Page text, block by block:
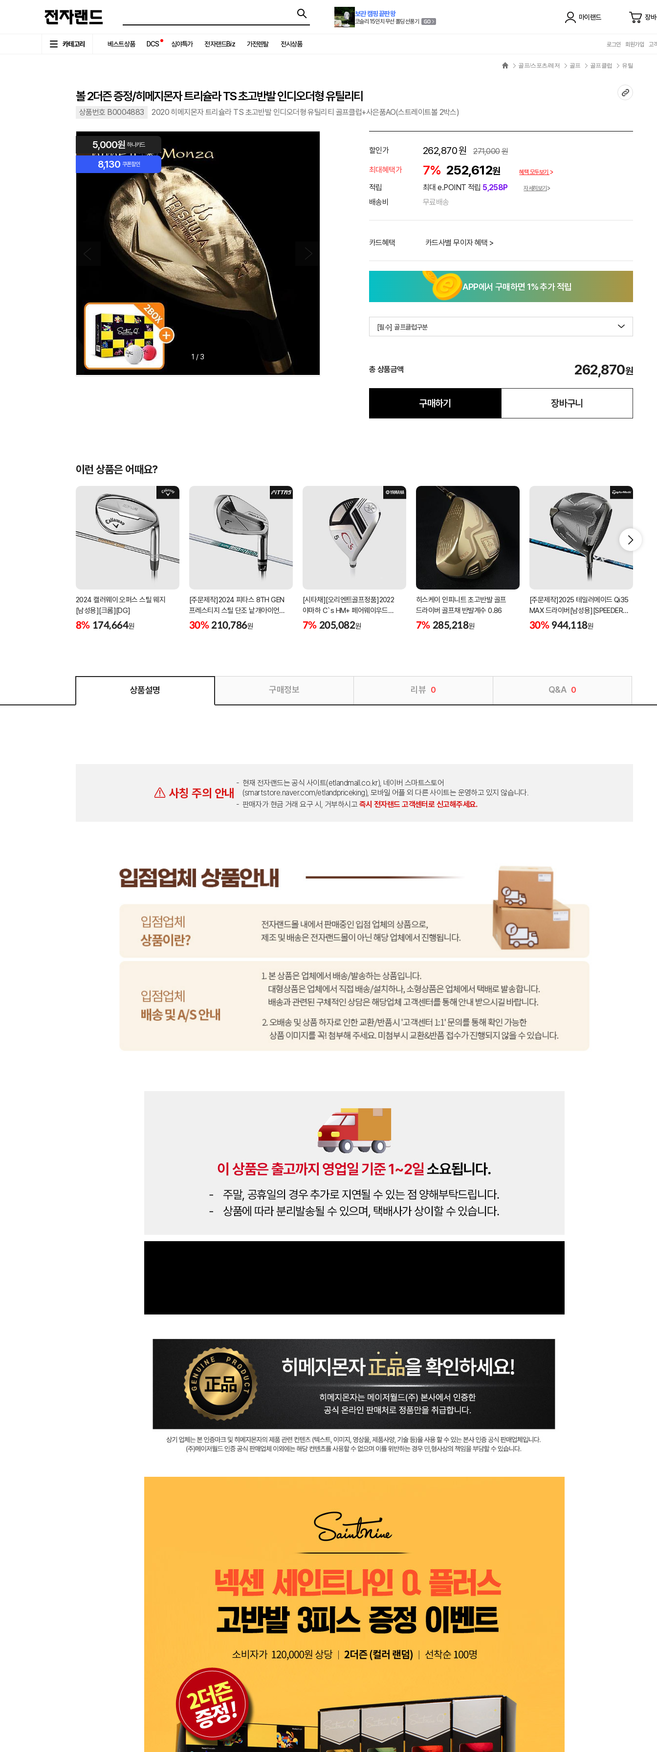
보관 캠핑 끝판왕
코슬리 15인치 무선 폴딩 선풍기
마이랜드 장
카테고리 베스트상품 DCS 심야특가 전자랜드Biz 가전렌탈 전시상품 로그인 회원가입 고
골프/스포츠/레저 골프 골프클럽 유틸
볼 2더즌 증정/히메지몬자 트리슐라 TS 초고반발 인디오더형 유틸리티
상품번호 B0004883 2020 히메지몬자 트리슐라 TS 초고반발 인디오더형 유틸리티 골프클럽+사은품AO(스트레이트볼 2박스)
5,000원 하나카드
8,130 쿠폰할인
1 / 3
할인가 262,870원 271,000원
최대혜택가
7% 252,612원 혜택 모두보기
적립 최대 e.POINT 적립 5,258P 자세히보기
배송비 무료배송
카드혜택 카드사별 무이자 혜택 >
APP에서 구매하면 1% 추가 적립
[필수] 골프클럽구분
총 상품금액 262,870원
구매하기 장바구니
이런 상품은 어때요?
2024 캘러웨이 오퍼스 스틸 웨지
[남성용][크롬][DG]
8% 174,664원
[주문제작]2024 피타스 8TH GEN
프레스티지 스틸 단조 낱개아이언
[남성용][4번][NSPRO950GH NEO]
30% 210,786원
[시타채][오리엔트골프정품]2022
야마하 C`s HM+ 페어웨이우드
[여성용][화이트][C`s HM+
7% 205,082원
히스케이 인피니트 초고반발 골프
드라이버 골프채 반발계수 0.86
7% 285,218원
[주문제작]2025 테일러메이드 Qi35
MAX 드라이버[남성용][SPEEDER
NX]
30% 944,118원
상품설명 구매정보 리뷰 0 Q&A 0
사칭 주의 안내
현재 전자랜드는 공식 사이트(etlandmall.co.kr), 네이버 스마트스토어
(smartstore.naver.com/etlandpriceking), 모바일 어플 외 다른 사이트는 운영하고 있지 않습니다.
판매자가 현금 거래 요구 시, 거부하시고 즉시 전자랜드 고객센터로 신고해주세요.